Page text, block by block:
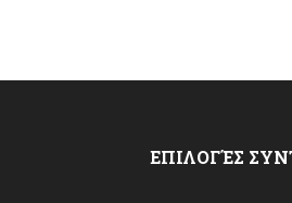
ΕΠΙΛΟΓΈΣ